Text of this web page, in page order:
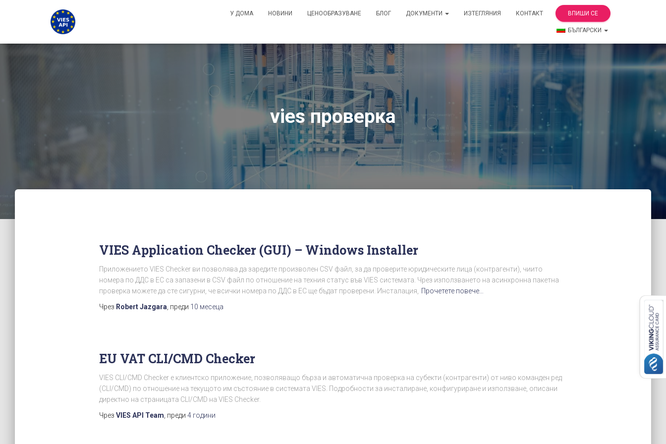
У ДОМА НОВИНИ ЦЕНООБРАЗУВАНЕ БЛОГ ДОКУМЕНТИ ИЗТЕГЛЯНИЯ КОНТАКТ ВПИШИ СЕ
БЪЛГАРСКИ
vies проверка
VIES Application Checker (GUI) – Windows Installer
Приложението VIES Checker ви позволява да заредите произволен CSV файл, за да проверите юридическите лица (контрагенти), чиито
номера по ДДС в ЕС са запазени в CSV файл по отношение на техния статус във VIES системата. Чрез използването на асинхронна пакетна
проверка можете да сте сигурни, че всички номера по ДДС в ЕС ще бъдат проверени. Инсталация,
Прочетете повече…
Чрез Robert Jazgara , преди 10 месеца
EU VAT CLI/CMD Checker
VIES CLI/CMD Checker е клиентско приложение, позволяващо бърза и автоматична проверка на субекти (контрагенти) от ниво команден ред
(CLI/CMD) по отношение на текущото им състояние в системата VIES. Подробности за инсталиране, конфигуриране и използване, описани
директно на страницата CLI/CMD на VIES Checker.
Чрез VIES API Team , преди 4 години